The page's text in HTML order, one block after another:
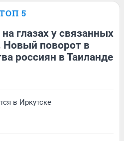
5
глазах у связанных
Новый поворот в
россиян в Таиланде
в Иркутске